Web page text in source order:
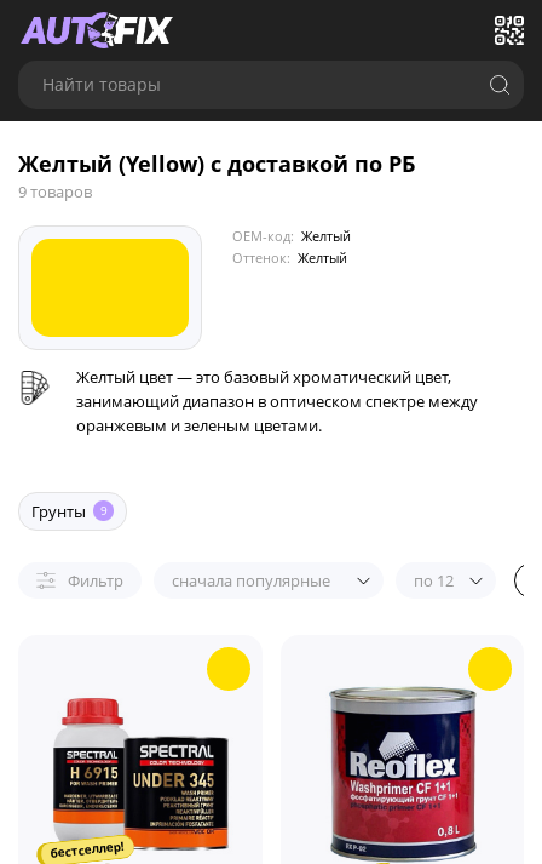
Найти товары
Желтый (Yellow) с доставкой по РБ
9 товаров
OEM-код: Желтый
Оттенок: Желтый
Желтый цвет — это базовый хроматический цвет,
занимающий диапазон в оптическом спектре между
оранжевым и зеленым цветами.
Грунты 9
Фильтр сначала популярные по 12
бестселлер!